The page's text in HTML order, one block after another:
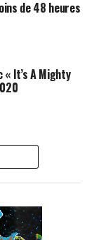
pas sur
simple vente
aux
avoir fait
de 48 heures
« It’s A Mighty